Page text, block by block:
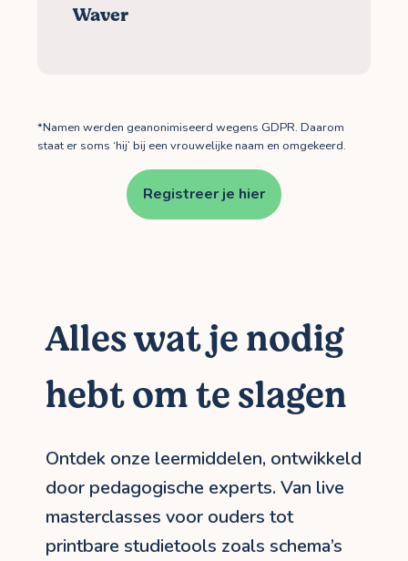
Waver
*Namen werden geanonimiseerd wegens GDPR. Daarom
staat er soms ‘hij’ bij een vrouwelijke naam en omgekeerd.
Registreer je hier
Alles wat je nodig
hebt om te slagen
Ontdek onze leermiddelen, ontwikkeld
door pedagogische experts. Van live
masterclasses voor ouders tot
printbare studietools zoals schema’s